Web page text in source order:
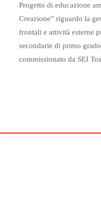
Progetto di educazione
Creazione” riguardo la
frontali e attività esterne
secondarie di primo
commissionato da SEI